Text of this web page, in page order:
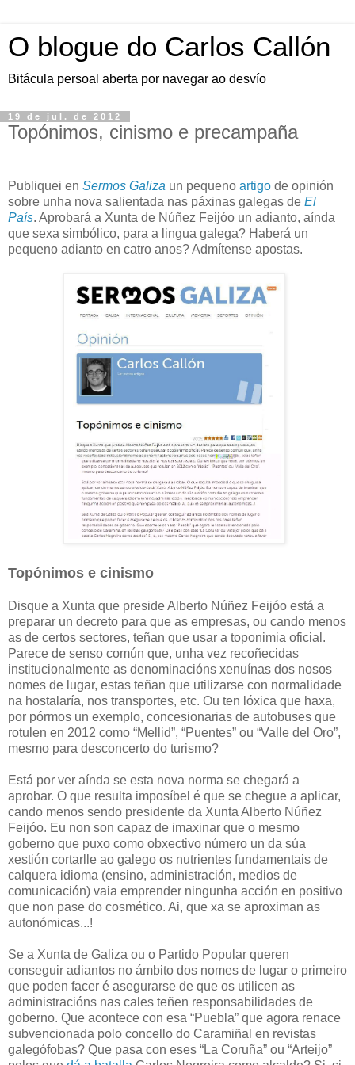
O blogue do Carlos Callón
Bitácula persoal aberta por navegar ao desvío
19 de jul. de 2012
Topónimos, cinismo e precampaña
Publiquei en Sermos Galiza un pequeno artigo de opinión
sobre unha nova salientada nas páxinas galegas de El
País. Aprobará a Xunta de Núñez Feijóo un adianto, aínda
que sexa simbólico, para a lingua galega? Haberá un
pequeno adianto en catro anos? Admítense apostas.
Topónimos e cinismo
Disque a Xunta que preside Alberto Núñez Feijóo está a
preparar un decreto para que as empresas, ou cando menos
as de certos sectores, teñan que usar a toponimia oficial.
Parece de senso común que, unha vez recoñecidas
institucionalmente as denominacións xenuínas dos nosos
nomes de lugar, estas teñan que utilizarse con normalidade
na hostalaría, nos transportes, etc. Ou ten lóxica que haxa,
por pórmos un exemplo, concesionarias de autobuses que
rotulen en 2012 como “Mellid”, “Puentes” ou “Valle del Oro”,
mesmo para desconcerto do turismo?
Está por ver aínda se esta nova norma se chegará a
aprobar. O que resulta imposíbel é que se chegue a aplicar,
cando menos sendo presidente da Xunta Alberto Núñez
Feijóo. Eu non son capaz de imaxinar que o mesmo
goberno que puxo como obxectivo número un da súa
xestión cortarlle ao galego os nutrientes fundamentais de
calquera idioma (ensino, administración, medios de
comunicación) vaia emprender ningunha acción en positivo
que non pase do cosmético. Ai, que xa se aproximan as
autonómicas...!
Se a Xunta de Galiza ou o Partido Popular queren
conseguir adiantos no ámbito dos nomes de lugar o primeiro
que poden facer é asegurarse de que os utilicen as
administracións nas cales teñen responsabilidades de
goberno. Que acontece con esa “Puebla” que agora renace
subvencionada polo concello do Caramiñal en revistas
galegófobas? Que pasa con eses “La Coruña” ou “Arteijo”